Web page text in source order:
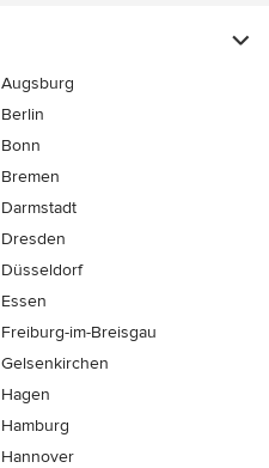
Augsburg
Berlin
Bonn
Bremen
Darmstadt
Dresden
Düsseldorf
Essen
Freiburg-im-Breisgau
Gelsenkirchen
Hagen
Hamburg
Hannover